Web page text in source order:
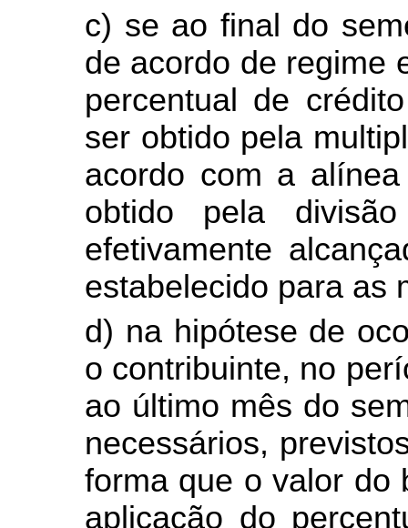
c) se ao final do
de acordo de regime
percentual de
ser obtido pela
acordo com a alínea
obtido pela
efetivamente
estabelecido para as
d) na hipótese de
o contribuinte, no
ao último mês do
necessários,
forma que o valor do
aplicação do